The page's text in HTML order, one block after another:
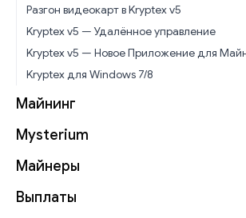
Разгон видеокарт в Kryptex v5
Kryptex v5 — Удалённое управление
Kryptex v5 — Новое Приложение для
Kryptex для Windows 7/8
Майнинг
Mysterium
Майнеры
Выплаты